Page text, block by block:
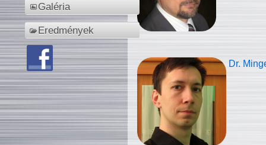
Galéria
Eredmények
Dr.